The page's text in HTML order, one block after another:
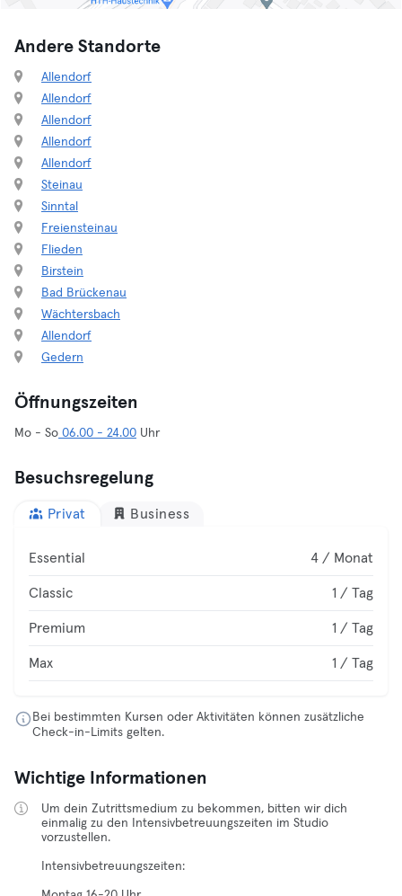
Andere Standorte
Allendorf
Allendorf
Allendorf
Allendorf
Allendorf
Steinau
Sinntal
Freiensteinau
Flieden
Birstein
Bad Brückenau
Wächtersbach
Allendorf
Gedern
Öffnungszeiten
Mo - So 06.00 - 24.00 Uhr
Besuchsregelung
Privat Business
Essential 4 / Monat
Classic 1 / Tag
Premium 1 / Tag
Max 1 / Tag
Bei bestimmten Kursen oder Aktivitäten können zusätzliche
Check-in-Limits gelten.
Wichtige Informationen
Um dein Zutrittsmedium zu bekommen, bitten wir dich
einmalig zu den Intensivbetreuungszeiten im Studio
vorzustellen.
Intensivbetreuungszeiten: